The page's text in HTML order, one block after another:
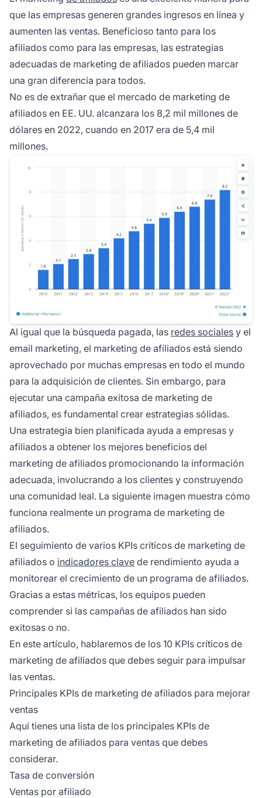
que las empresas generen grandes ingresos en línea y
aumenten las ventas. Beneficioso tanto para los
afiliados como para las empresas, las estrategias
adecuadas de marketing de afiliados pueden marcar
una gran diferencia para todos.
No es de extrañar que el mercado de marketing de
afiliados en EE. UU. alcanzara los 8,2 mil millones de
dólares en 2022, cuando en 2017 era de 5,4 mil
millones.
Al igual que la búsqueda pagada, las redes sociales y el
email marketing, el marketing de afiliados está siendo
aprovechado por muchas empresas en todo el mundo
para la adquisición de clientes. Sin embargo, para
ejecutar una campaña exitosa de marketing de
afiliados, es fundamental crear estrategias sólidas.
Una estrategia bien planificada ayuda a empresas y
afiliados a obtener los mejores beneficios del
marketing de afiliados promocionando la información
adecuada, involucrando a los clientes y construyendo
una comunidad leal. La siguiente imagen muestra cómo
funciona realmente un programa de marketing de
afiliados.
El seguimiento de varios KPIs críticos de marketing de
afiliados o indicadores clave de rendimiento ayuda a
monitorear el crecimiento de un programa de afiliados.
Gracias a estas métricas, los equipos pueden
comprender si las campañas de afiliados han sido
exitosas o no.
En este artículo, hablaremos de los 10 KPIs críticos de
marketing de afiliados que debes seguir para impulsar
las ventas.
Principales KPIs de marketing de afiliados para mejorar
ventas
Aquí tienes una lista de los principales KPIs de
marketing de afiliados para ventas que debes
considerar.
Tasa de conversión
Ventas por afiliado